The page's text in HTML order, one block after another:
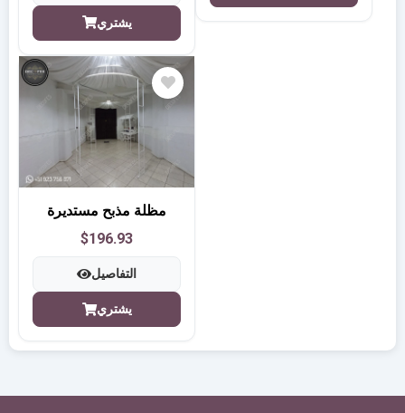
يشتري
مظلة مذبح مستديرة
$196.93
التفاصيل
يشتري